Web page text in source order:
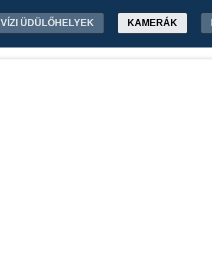
VÍZI ÜDÜLŐHELYEK KAMERÁK